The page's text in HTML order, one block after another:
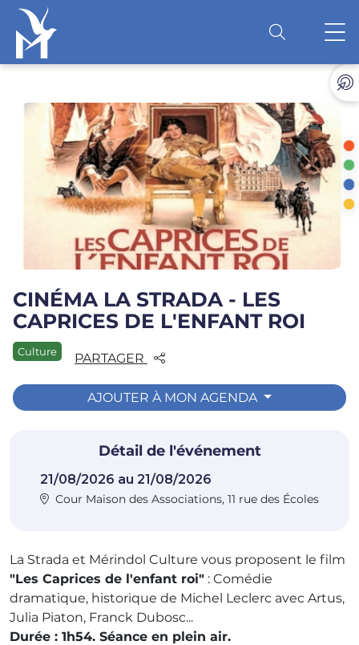
CINÉMA LA STRADA - LES
CAPRICES DE L'ENFANT ROI
Culture PARTAGER
AJOUTER À MON AGENDA
Détail de l'événement
21/08/2026 au 21/08/2026
Cour Maison des Associations, 11 rue des Écoles
La Strada et Mérindol Culture vous proposent le film
"Les Caprices de l'enfant roi" : Comédie
dramatique, historique de Michel Leclerc avec Artus,
Julia Piaton, Franck Dubosc...
Durée : 1h54. Séance en plein air.